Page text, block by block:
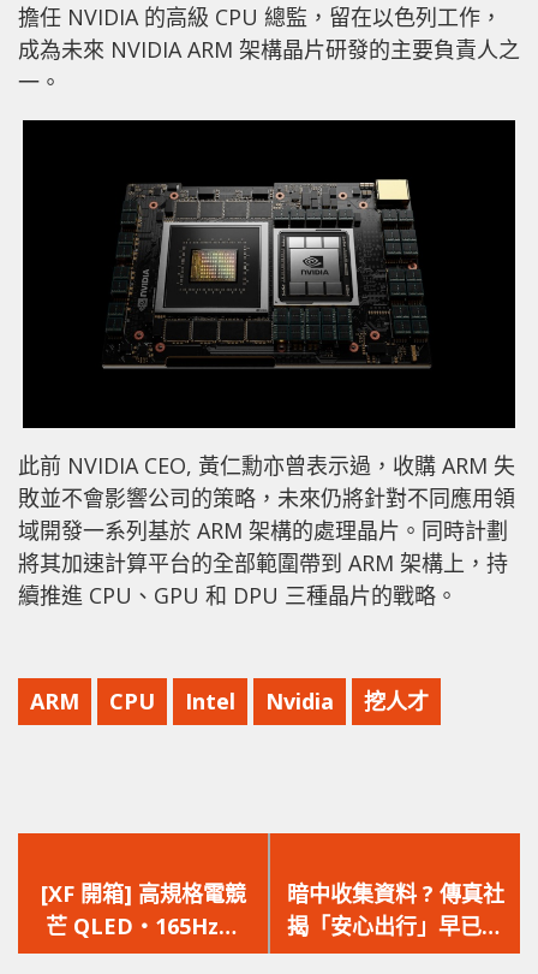
擔任 NVIDIA 的高級 CPU 總監，留在以色列工作，
成為未來 NVIDIA ARM 架構晶片研發的主要負責人之
一。
此前 NVIDIA CEO, 黃仁勳亦曾表示過 ，收購 ARM 失
敗並不會影響公司的策略，未來仍將針對不同應用領
域開發一系列基於 ARM 架構的處理晶片。同時計劃
將其加速計算平台的全部範圍帶到 ARM 架構上，持
續推進 CPU、GPU 和 DPU 三種晶片的戰略。
ARM CPU Intel Nvidia 挖人才
一
篇
文
[XF 開箱] 高規格電競
芒 QLED‧165Hz‧
HDR400‧100% 色域
一
篇
文
暗中收集資料 ? 傳真社
揭「安心出行」早已內
置人臉識別功能，資科